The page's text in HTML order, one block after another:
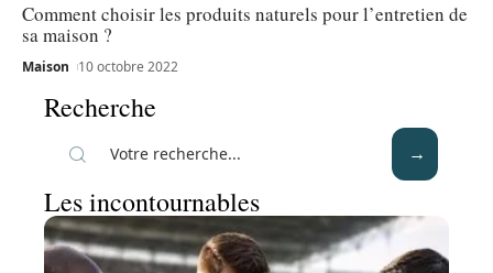
Comment choisir les produits naturels pour l’entretien de
sa maison ?
Maison 10 octobre 2022
Recherche
Les incontournables